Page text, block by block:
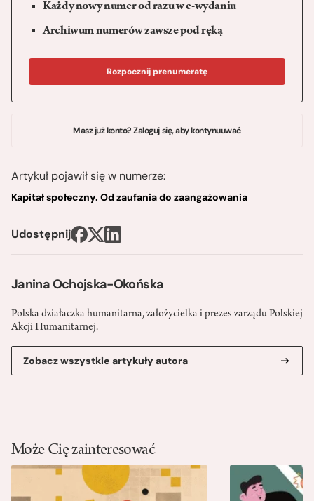
Janina Ochojska-Okońska
Polska działaczka humanitarna, założycielka i prezes zarządu Polskiej
Akcji Humanitarnej.
Zobacz wszystkie artykuły autora
Każdy nowy numer od razu w e-wydaniu
Archiwum numerów zawsze pod ręką
Rozpocznij prenumeratę
Masz już konto? Zaloguj się, aby kontynuuwać
Artykuł pojawił się w numerze:
Kapitał społeczny. Od zaufania do zaangażowania
Udostępnij
Może Cię zainteresować